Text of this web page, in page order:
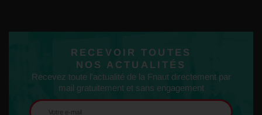
RECEVOIR TOUTES
NOS ACTUALITÉS
Recevez toute l'actualité de la Fnaut directement par
mail gratuitement et sans engagement